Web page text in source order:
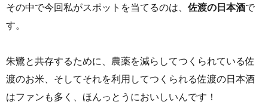
その中で今回私がスポットを当てるのは、 佐渡の日本酒で
す。
朱鷺と共存するために、農薬を減らしてつくられている佐
渡のお米、そしてそれを利用してつくられる佐渡の日本酒
はファンも多く、ほんっとうにおいしいんです！